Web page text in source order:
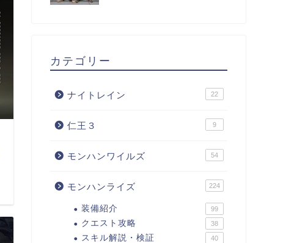
カテゴリー
ナイトレイン 22
仁王３ 9
モンハンワイルズ 54
モンハンライズ 224
装備紹介 99
クエスト攻略 38
スキル解説・検証 40